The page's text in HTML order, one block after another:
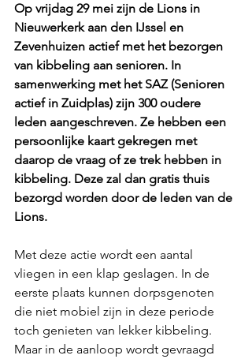
Op vrijdag 29 mei zijn de Lions in
Nieuwerkerk aan den IJssel en
Zevenhuizen actief met het bezorgen
van kibbeling aan senioren. In
samenwerking met het SAZ (Senioren
actief in Zuidplas) zijn 300 oudere
leden aangeschreven. Ze hebben een
persoonlijke kaart gekregen met
daarop de vraag of ze trek hebben in
kibbeling. Deze zal dan gratis thuis
bezorgd worden door de leden van de
Lions.
Met deze actie wordt een aantal
vliegen in een klap geslagen. In de
eerste plaats kunnen dorpsgenoten
die niet mobiel zijn in deze periode
toch genieten van lekker kibbeling.
Maar in de aanloop wordt gevraagd